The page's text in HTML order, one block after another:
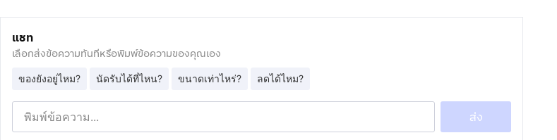
แชท
เลือกส่งข้อความทันทีหรือพิมพ์ข้อความของคุณเอง
ของยังอยู่ไหม? นัดรับได้ที่ไหน? ขนาดเท่าไหร่? ลดได้ไหม?
ส่ง